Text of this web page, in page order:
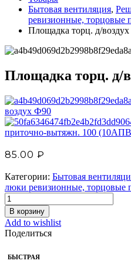
Бытовая вентиляция,
ревизионные, торцовые
Площадка торц. д/
Площадка торц. д/
воздух Ф90
приточно-вытяжн. 100
85.00 ₽
Категории: Бытовая
люки ревизионные, торцовые
В корзину
Add to wishlist
Поделиться
БЫСТРАЯ